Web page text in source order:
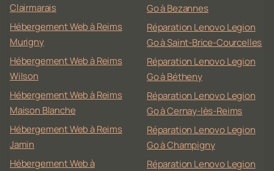
Clairmarais
Hébergement Web à Reims
Murigny
Hébergement Web à Reims
Wilson
Hébergement Web à Reims
Maison Blanche
Hébergement Web à Reims
Jamin
Hébergement Web à
Go à Bezannes
Réparation Lenovo Legion
Go à Saint-Brice-Courcelles
Réparation Lenovo Legion
Go à Bétheny
Réparation Lenovo Legion
Go à Cernay-lès-Reims
Réparation Lenovo Legion
Go à Champigny
Réparation Lenovo Legion